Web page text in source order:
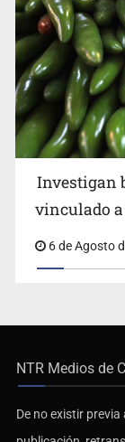
Investigan
vinculado
6 de Agosto
NTR Medios de
De no existir